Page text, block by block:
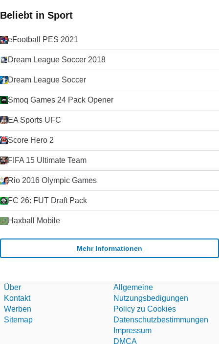
Beliebt in Sport
eFootball PES 2021
Dream League Soccer 2018
Dream League Soccer
Smoq Games 24 Pack Opener
EA Sports UFC
Score Hero 2
FIFA 15 Ultimate Team
Rio 2016 Olympic Games
FC 26: FUT Draft Pack
Haxball Mobile
Mehr Informationen
Über
Kontakt
Werben
Sitemap
Allgemeine
Nutzungsbedigungen
Policy zu Cookies
Datenschutzbestimmungen
Impressum
DMCA